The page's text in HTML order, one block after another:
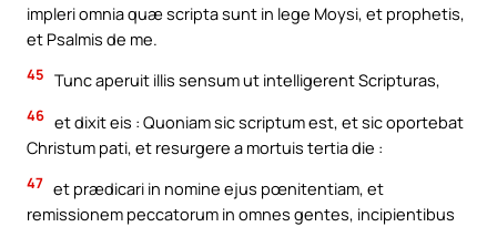
impleri omnia quæ scripta sunt in lege Moysi, et prophetis,
et Psalmis de me.
45 Tunc aperuit illis sensum ut intelligerent Scripturas,
46 et dixit eis : Quoniam sic scriptum est, et sic oportebat
Christum pati, et resurgere a mortuis tertia die :
47 et prædicari in nomine ejus pœnitentiam, et
remissionem peccatorum in omnes gentes, incipientibus